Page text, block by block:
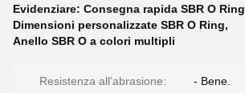
Evidenziare: Consegna rapida SBR O Ring
Dimensioni personalizzate SBR O Ring,
Anello SBR O a colori multipli
Resistenza all'abrasione: - Bene.